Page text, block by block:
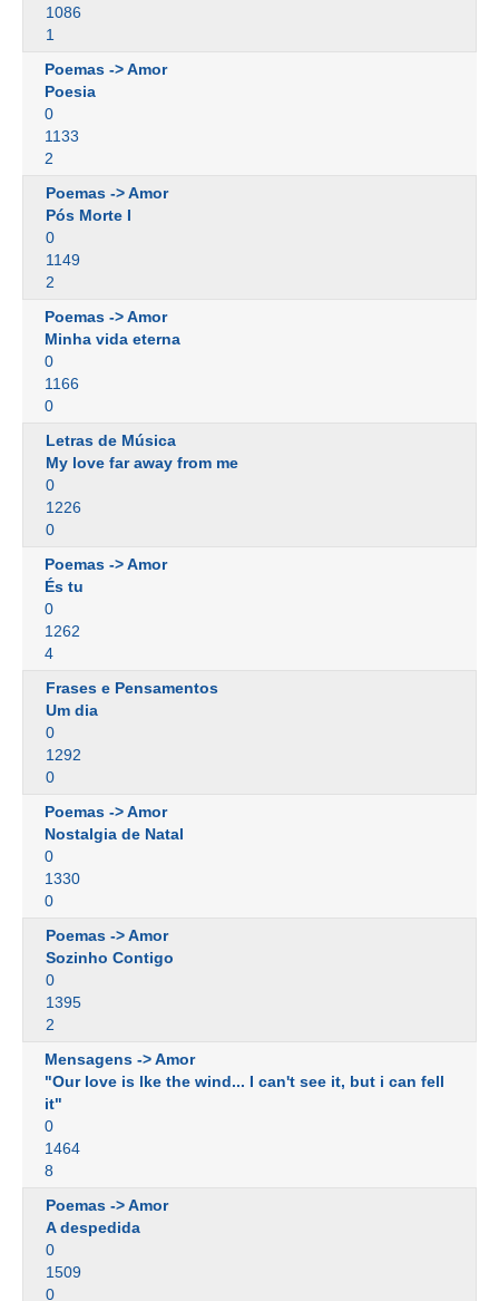
1086
1
Poemas -> Amor
Poesia
0
1133
2
Poemas -> Amor
Pós Morte I
0
1149
2
Poemas -> Amor
Minha vida eterna
0
1166
0
Letras de Música
My love far away from me
0
1226
0
Poemas -> Amor
És tu
0
1262
4
Frases e Pensamentos
Um dia
0
1292
0
Poemas -> Amor
Nostalgia de Natal
0
1330
0
Poemas -> Amor
Sozinho Contigo
0
1395
2
Mensagens -> Amor
"Our love is lke the wind... I can't see it, but i can fell
it"
0
1464
8
Poemas -> Amor
A despedida
0
1509
0